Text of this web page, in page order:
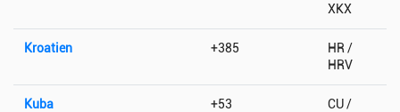
XKX
Kroatien +385
HR /
HRV
Kuba +53
CU /